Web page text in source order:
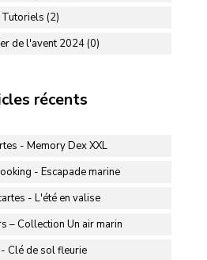
Tutoriels (2)
de l'avent 2024 (0)
récents
- Memory Dex XXL
- Escapade marine
- L'été en valise
– Collection Un air marin
Clé de sol fleurie